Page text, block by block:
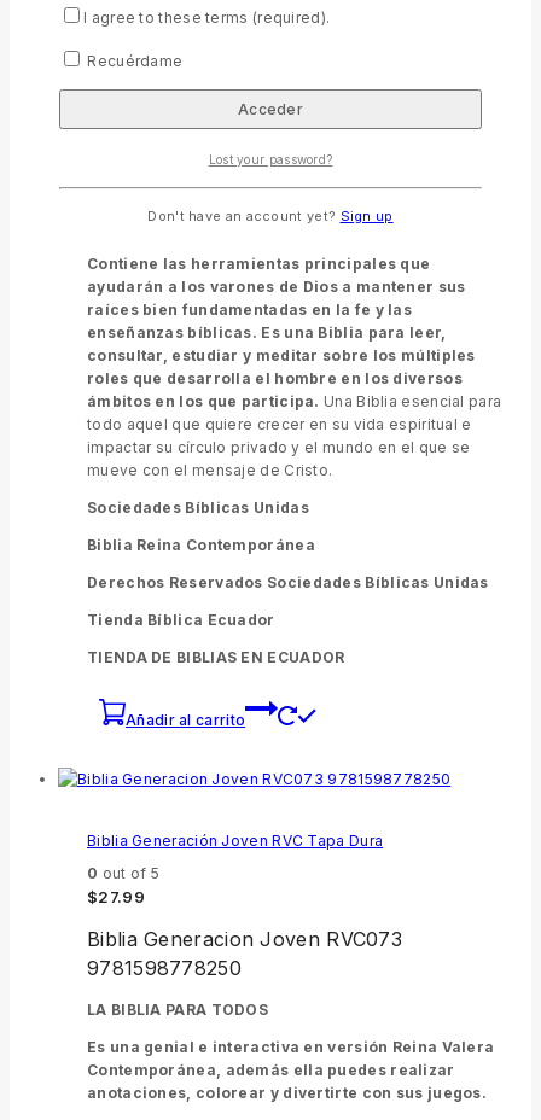
Biblia de estudio para hombres Andrós RVC Tapa piel
0out of 5
Biblia de estudio para hombres Andrós
Letra grande 12 pt
Contiene las herramientas principales que
ayudarán a los varones de Dios a mantener sus
raíces bien fundamentadas en la fe y las
enseñanzas bíblicas. Es una Biblia para leer,
consultar, estudiar y meditar sobre los múltiples
roles que desarrolla el hombre en los diversos
ámbitos en los que participa. Una Biblia esencial para
todo aquel que quiere crecer en su vida espiritual e
impactar su círculo privado y el mundo en el que se
mueve con el mensaje de Cristo.
Sociedades Bíblicas Unidas
Biblia Reina Contemporánea
Derechos Reservados Sociedades Bíblicas Unidas
Tienda Bíblica Ecuador
TIENDA DE BIBLIAS EN ECUADOR
Añadir al carrito
Biblia Generación Joven RVC Tapa Dura
0 out of 5
$27.99
Biblia Generacion Joven RVC073
9781598778250
LA BIBLIA PARA TODOS
Es una genial e interactiva en versión Reina Valera
Contemporánea, además ella puedes realizar
anotaciones, colorear y divertirte con sus juegos.
I agree to these terms (required).
Recuérdame
Lost your password?
Don't have an account yet? Sign up